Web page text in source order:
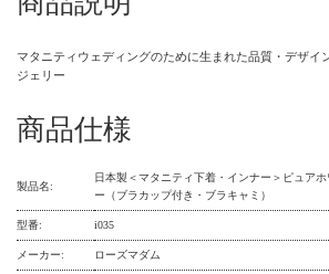
マタニティウェディングのために生まれた品質・デザイ
ジェリー
商品仕様
製品名:
日本製＜マタニティ下着・インナー＞ピュア
ー（ブラカップ付き・ブラキャミ）
型番: i035
メーカー: ローズマダム